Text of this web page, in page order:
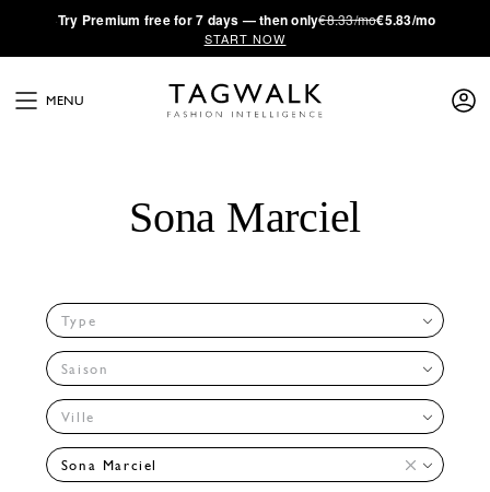
·Try Premium free for 7 days — then only€8.33/mo€5.83/mo
START NOW
MENU
Sona Marciel
Type
Saison
Ville
Sona Marciel